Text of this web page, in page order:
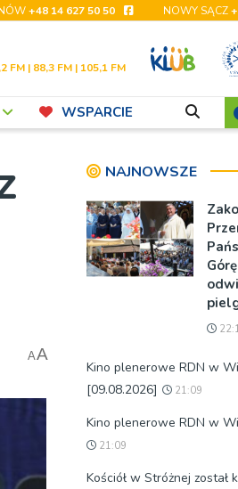
+48 14 627 50 50 NOWY SĄCZ
FM | 88,3 FM | 105,1 FM
WSPARCIE
AA
NAJNOWSZE
Kino plenerowe RDN w
[09.08.2026]
21:09
Kino plenerowe RDN w
21:09
Kościół w Stróżnej został